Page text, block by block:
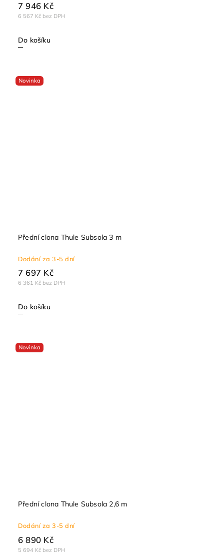
6 567 Kč bez DPH
7 946 Kč
Do košíku
Novinka
Přední clona Thule Subsola 3 m
Dodání za 3-5 dní
6 361 Kč bez DPH
7 697 Kč
Do košíku
Novinka
Přední clona Thule Subsola 2,6 m
Dodání za 3-5 dní
5 694 Kč bez DPH
6 890 Kč